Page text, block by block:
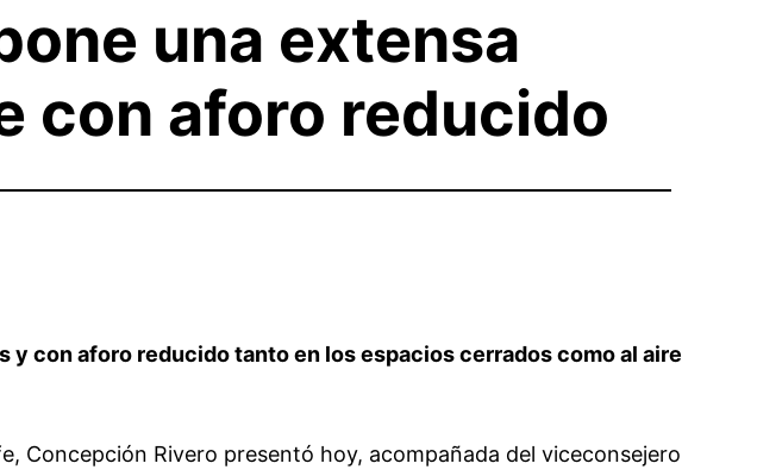
una extensa
con aforo reducido
con aforo reducido tanto en los espacios cerrados como al aire
Concepción Rivero presentó hoy, acompañada del viceconsejero